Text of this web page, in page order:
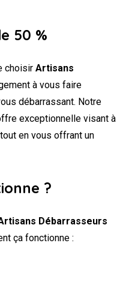
50 %
choisir Artisans
à vous faire
débarrassant. Notre
exceptionnelle visant à
en vous offrant un
?
Débarrasseurs
ça fonctionne :